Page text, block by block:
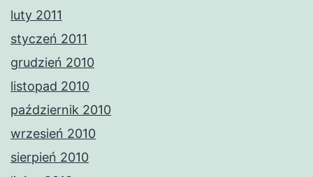
luty 2011
styczeń 2011
grudzień 2010
listopad 2010
październik 2010
wrzesień 2010
sierpień 2010